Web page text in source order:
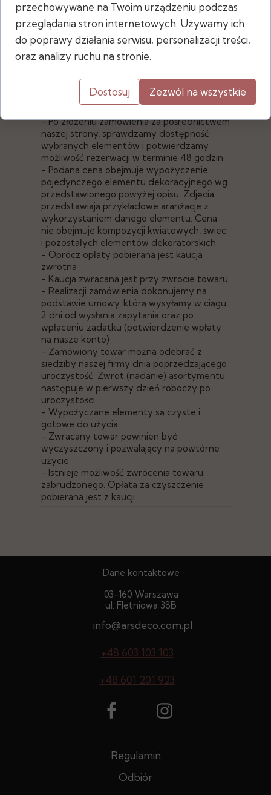
Dane kontaktowe
03-160 Warszawa
ul. Fletniowa 38B
+48 603 103 103
info@arsdeco.com.pl
+48 601 201 923
Regulamin
Odbiór
- Po złożeniu zamówienia za pośrednictwem
naszej strony, sprawdzamy dostępność
wybranych elementów i potwierdzamy
możliwość rezerwacji w terminie 48 godzin
- Podana cena obejmuje wypożyczenie
pojedynczego elementu dekoracyjnego wg
przedstawionego powyżej opisu. Zdjęcia
przedstawiają przykładowe aranżacje z
wykorzystaniem danego elementu. Cena
nie obejmuje kompozycji kwiatowych, świec
i pozostałych elementów dekoratorskich
- Oprócz opłaty pobierana jest kaucja
zwrotna
- Kaucja zwracana jest przy zwrocie towaru
- Realizacji zamówienia dokonujemy na
podstawie umowy, którą wysyłamy w ciągu
2 dni od wysłania zapytania oraz po
wpłaceniu zadatku (potwierdzenie wpłaty
na nasze konto)
- Zamówiony towar można odebrać z
siedziby naszej firmy dnia poprzedzającego
uroczystość. Zwrot (nadanie) asortymentu
następuje w pierwszy dzień roboczy po
uroczystości.
- Wypożyczane elementy są czyste i
gotowe do użycia
- Zwracany towar powinien być
wyczyszczony i pozwalający na powtórne
użycie
- Istnieje możliwość zwrócenia towaru
zabrudzonego. Opłata za czyszczenie
pobierana jest z kaucji
Wymiary
- wysokość: 20 cm
- średnica wazonu: 20 cm
- średnica otworu: 13,5 cm
przechowywane na Twoim urządzeniu podczas
przeglądania stron internetowych. Używamy ich
do poprawy działania serwisu, personalizacji treści,
oraz analizy ruchu na stronie.
Dostosuj Zezwól na wszystkie